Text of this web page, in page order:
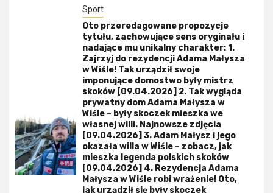
Sport
Oto przeredagowane propozycje
tytułu, zachowujące sens oryginału i
nadające mu unikalny charakter: 1.
Zajrzyj do rezydencji Adama Małysza
w Wiśle! Tak urządził swoje
imponujące domostwo były mistrz
skoków [09.04.2026] 2. Tak wygląda
prywatny dom Adama Małysza w
Wiśle – były skoczek mieszka we
własnej willi. Najnowsze zdjęcia
[09.04.2026] 3. Adam Małysz i jego
okazała willa w Wiśle – zobacz, jak
mieszka legenda polskich skoków
[09.04.2026] 4. Rezydencja Adama
Małysza w Wiśle robi wrażenie! Oto,
jak urządził się były skoczek